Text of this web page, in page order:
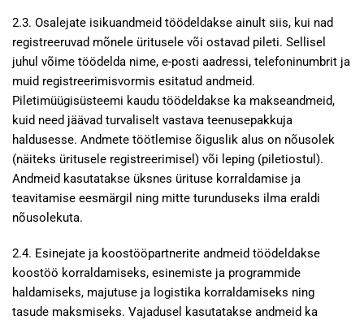
2.3. Osalejate isikuandmeid töödeldakse ainult siis, kui nad
registreeruvad mõnele üritusele või ostavad pileti. Sellisel
juhul võime töödelda nime, e-posti aadressi, telefoninumbrit ja
muid registreerimisvormis esitatud andmeid.
Piletimüügisüsteemi kaudu töödeldakse ka makseandmeid,
kuid need jäävad turvaliselt vastava teenusepakkuja
haldusesse. Andmete töötlemise õiguslik alus on nõusolek
(näiteks üritusele registreerimisel) või leping (piletiostul).
Andmeid kasutatakse üksnes ürituse korraldamise ja
teavitamise eesmärgil ning mitte turunduseks ilma eraldi
nõusolekuta.
2.4. Esinejate ja koostööpartnerite andmeid töödeldakse
koostöö korraldamiseks, esinemiste ja programmide
haldamiseks, majutuse ja logistika korraldamiseks ning
tasude maksmiseks. Vajadusel kasutatakse andmeid ka